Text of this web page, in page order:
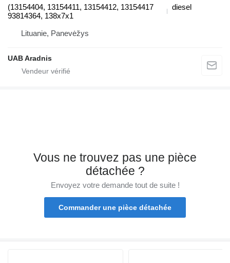
(13154404, 13154411, 13154412, 13154417
93814364, 138x7x1
diesel
Lituanie, Panevėžys
UAB Aradnis
Vous ne trouvez pas une pièce
détachée ?
Envoyez votre demande tout de suite !
Commander une pièce détachée